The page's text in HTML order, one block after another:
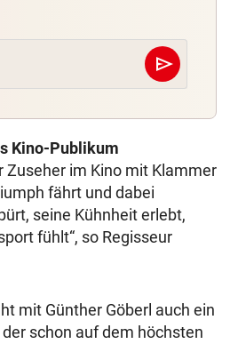
send
Abschicken
Kino-Publikum
Zuseher im Kino mit Klammer
fährt und dabei
seine Kühnheit erlebt,
fühlt“, so Regisseur
mit Günther Göberl auch ein
schon auf dem höchsten